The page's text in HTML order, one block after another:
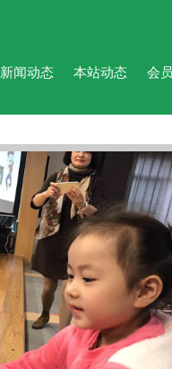
新闻动态 本站动态 会